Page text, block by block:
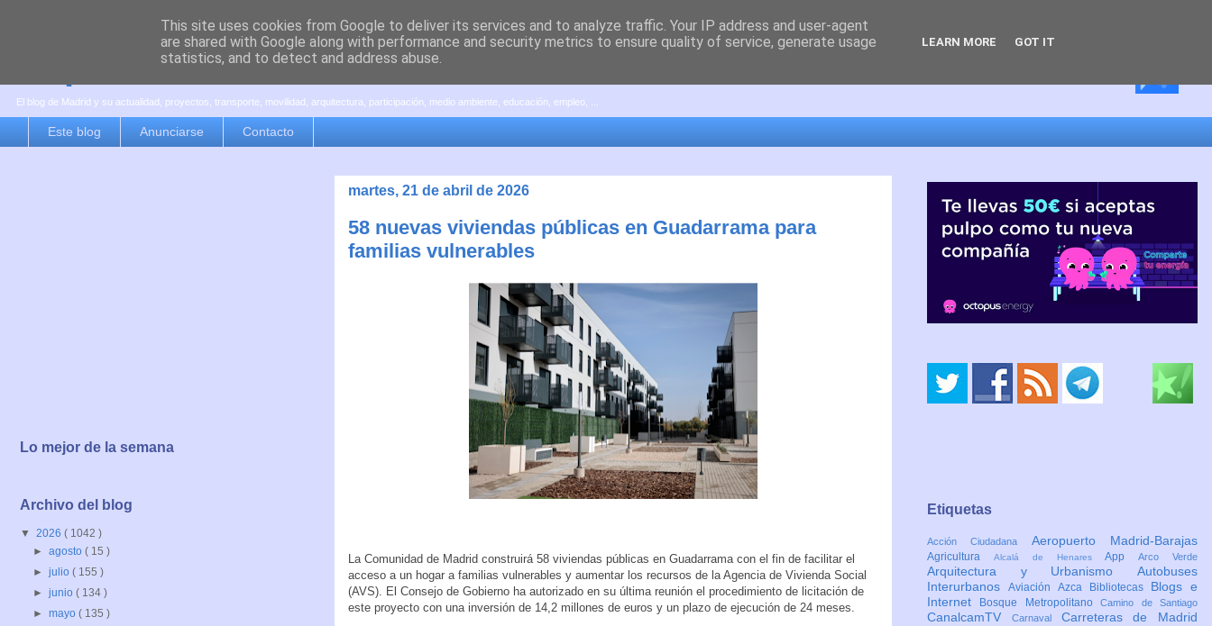
es por madrid
El blog de Madrid y su actualidad, proyectos, transporte, movilidad, arquitectura, participación, medio ambiente, educación, empleo, ...
Este blog Anunciarse Contacto
martes, 21 de abril de 2026
58 nuevas viviendas públicas en Guadarrama para
familias vulnerables
La Comunidad de Madrid construirá 58 viviendas públicas en Guadarrama con el fin de facilitar el
acceso a un hogar a familias vulnerables y aumentar los recursos de la Agencia de Vivienda Social
(AVS). El Consejo de Gobierno ha autorizado en su última reunión el procedimiento de licitación de
este proyecto con una inversión de 14,2 millones de euros y un plazo de ejecución de 24 meses.
Lo mejor de la semana
Archivo del blog
▼ 2026 ( 1042 )
►agosto( 15 )
►julio( 155 )
►junio( 134 )
►mayo( 135 )
Etiquetas
Acción Ciudadana Aeropuerto Madrid-Barajas
Agricultura Alcalá de HenaresAppArco Verde
Arquitectura y Urbanismo Autobuses
Interurbanos Aviación Azca Bibliotecas Blogs e
Internet
Bosque MetropolitanoCamino de Santiago
CanalcamTV Carnaval Carreteras de Madrid
This site uses cookies from Google to deliver its services and to analyze traffic. Your IP address and user-agent
are shared with Google along with performance and security metrics to ensure quality of service, generate usage
statistics, and to detect and address abuse.
LEARN MORE GOT IT